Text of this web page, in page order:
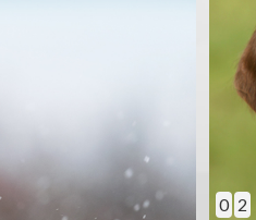
0 2